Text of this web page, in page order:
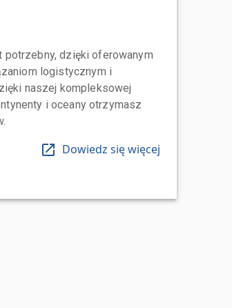
dzięki oferowanym
logistycznym i
naszej kompleksowej
i oceany otrzymasz
Dowiedz się więcej